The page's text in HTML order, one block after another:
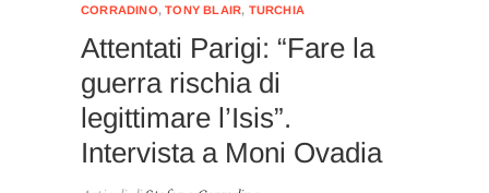
CORRADINO,TONY BLAIR, TURCHIA
Attentati Parigi: “Fare la
guerra rischia di
legittimare l’Isis”.
Intervista a Moni Ovadia